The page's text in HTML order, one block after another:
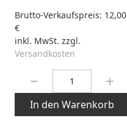
Brutto-Verkaufspreis: 12,00
€
inkl. MwSt. zzgl.
Versandkosten
In den Warenkorb